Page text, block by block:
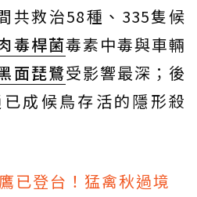
共救治58種、335隻候
毒桿菌毒素中毒與車輛
面琵鷺受影響最深；後
成候鳥存活的隱形殺
已登台！猛禽秋過境